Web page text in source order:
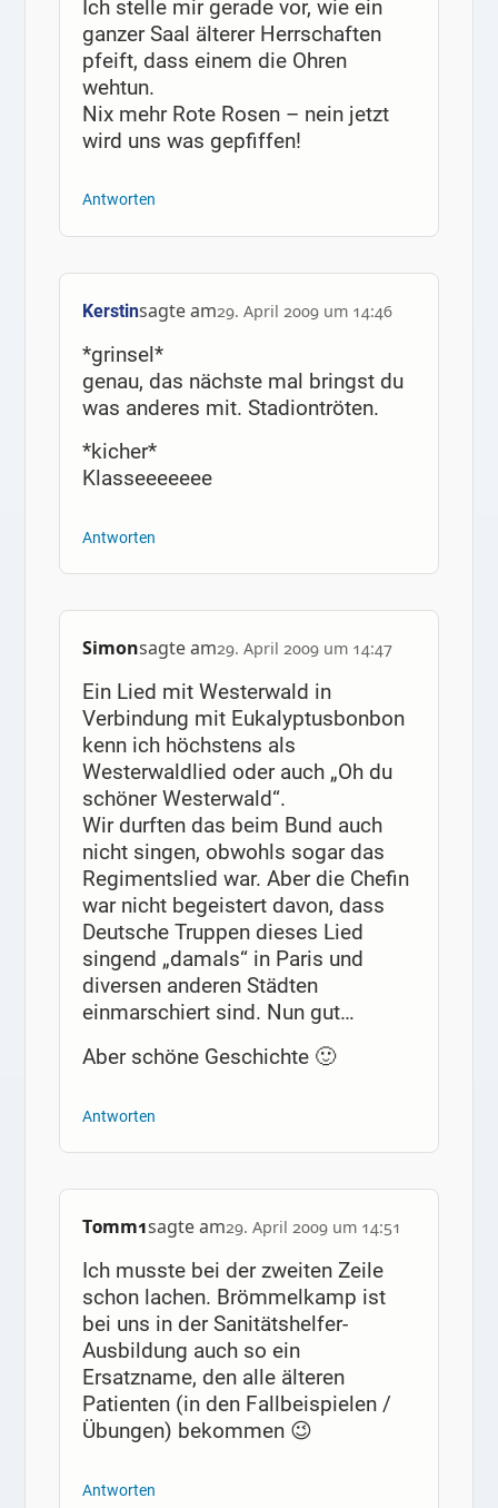
Ich stelle mir gerade vor, wie ein
ganzer Saal älterer Herrschaften
pfeift, dass einem die Ohren
wehtun.
Nix mehr Rote Rosen – nein jetzt
wird uns was gepfiffen!
Antworten
Kerstinsagte am29. April 2009 um 14:46
*grinsel*
genau, das nächste mal bringst du
was anderes mit. Stadiontröten.
*kicher*
Klasseeeeeee
Antworten
Simonsagte am29. April 2009 um 14:47
Ein Lied mit Westerwald in
Verbindung mit Eukalyptusbonbon
kenn ich höchstens als
Westerwaldlied oder auch „Oh du
schöner Westerwald“.
Wir durften das beim Bund auch
nicht singen, obwohls sogar das
Regimentslied war. Aber die Chefin
war nicht begeistert davon, dass
Deutsche Truppen dieses Lied
singend „damals“ in Paris und
diversen anderen Städten
einmarschiert sind. Nun gut…
Aber schöne Geschichte 🙂
Antworten
T0mm1sagte am29. April 2009 um 14:51
Ich musste bei der zweiten Zeile
schon lachen. Brömmelkamp ist
bei uns in der Sanitätshelfer-
Ausbildung auch so ein
Ersatzname, den alle älteren
Patienten (in den Fallbeispielen /
Übungen) bekommen 😉
Antworten